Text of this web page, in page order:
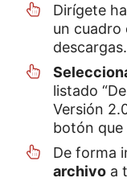
Dirígete
un cuadro
descargas.
listado
Versión
botón que
De forma
archivo a